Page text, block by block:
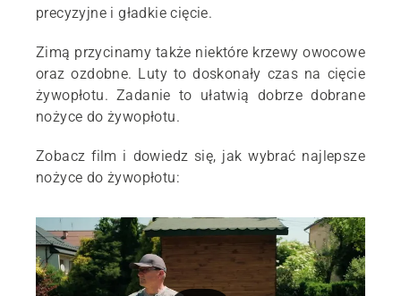
precyzyjne i gładkie cięcie.
Zimą przycinamy także niektóre krzewy owocowe
oraz ozdobne. Luty to doskonały czas na cięcie
żywopłotu. Zadanie to ułatwią dobrze dobrane
nożyce do żywopłotu.
Zobacz film i dowiedz się, jak wybrać najlepsze
nożyce do żywopłotu: